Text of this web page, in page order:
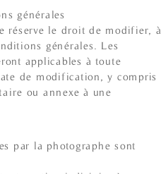
générales
réserve le droit de modifier, à
générales. Les
applicables à toute
de modification, y compris
ou annexe à une
par la photographe sont